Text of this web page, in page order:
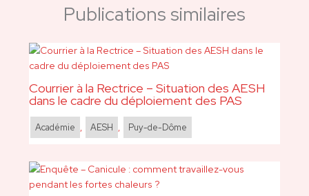
Publications similaires
Courrier à la Rectrice – Situation des AESH
dans le cadre du déploiement des PAS
Académie , AESH , Puy-de-Dôme